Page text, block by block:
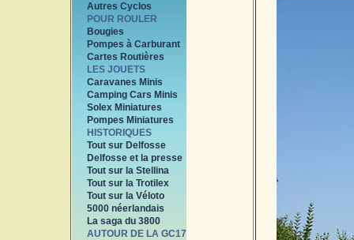
Autres Cyclos
POUR ROULER
Bougies
Pompes à Carburant
Cartes Routières
LES JOUETS
Caravanes Minis
Camping Cars Minis
Solex Miniatures
Pompes Miniatures
HISTORIQUES
Tout sur Delfosse
Delfosse et la presse
Tout sur la Stellina
Tout sur la Trotilex
Tout sur la Véloto
5000 néerlandais
La saga du 3800
AUTOUR DE LA GC17